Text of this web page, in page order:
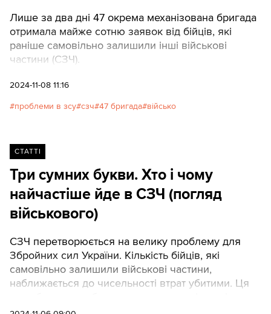
Лише за два дні 47 окрема механізована бригада
отримала майже сотню заявок від бійців, які
раніше самовільно залишили інші військові
частини (СЗЧ).
2024-11-08 11:16
проблеми в зсу сзч 47 бригада військо
СТАТТІ
Три сумних букви. Хто і чому
найчастіше йде в СЗЧ (погляд
військового)
СЗЧ перетворюється на велику проблему для
Збройних сил України. Кількість бійців, які
самовільно залишили військові частини,
наближається до чисельності втрат убитими. Ця
медіа.У чому причина втечі з армії? Військовий